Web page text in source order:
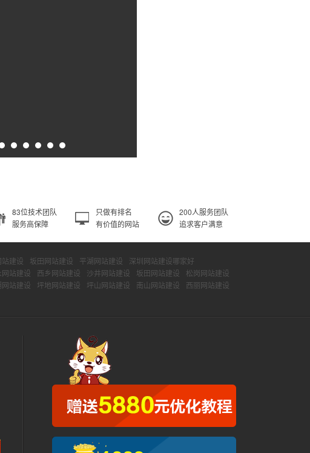
83位技术团队
服务高保障
只做有排名
有价值的网站
200人服务团队
追求客户满意
站建设 坂田网站建设 平湖网站建设
深圳网站建设哪家好
网站建设 西乡网站建设 沙井网站建设 坂田网站建设
松岗网站建设
网站建设 坪地网站建设 坪山网站建设 南山网站建设
西丽网站建设